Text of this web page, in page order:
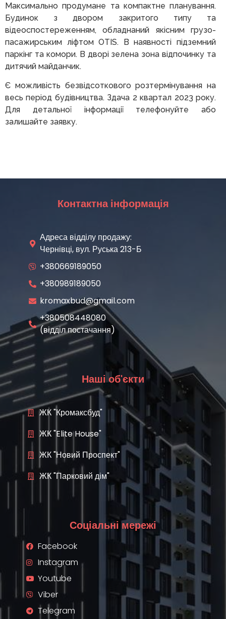
Максимально продумане та компактне планування.
Будинок з двором закритого типу та
відеоспостереженням, обладнаний якісним грузо-
пасажирським ліфтом OTIS. В наявності підземний
паркінг та комори. В дворі зелена зона відпочинку та
дитячий майданчик.
Є можливість безвідсоткового розтермінування на
весь період будівництва. Здача 2 квартал 2023 року.
Для детальної інформації телефонуйте або
залишайте заявку.
Контактна інформація
Адреса відділу продажу:
Чернівці, вул. Руська 213-Б
+380669189050
+380989189050
kromaxbud@gmail.com
+380508448080
(відділ постачання)
Наші об'єкти
ЖК "Кромаксбуд"
ЖК "Elite House"
ЖК "Новий Проспект"
ЖК "Парковий дім"
Соціальні мережі
Facebook
Instagram
Youtube
Viber
Telegram